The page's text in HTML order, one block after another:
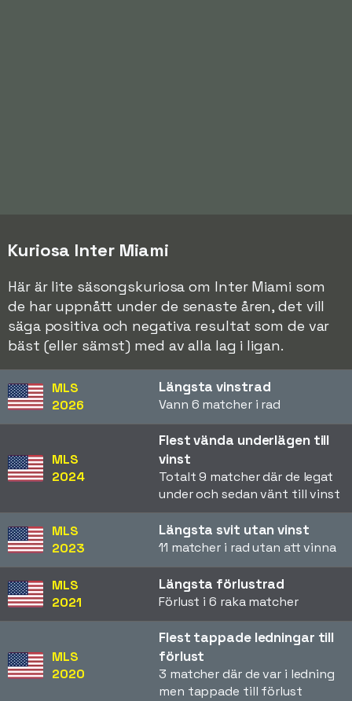
Kuriosa Inter Miami
Här är lite säsongskuriosa om Inter Miami som
de har uppnått under de senaste åren, det vill
säga positiva och negativa resultat som de var
bäst (eller sämst) med av alla lag i ligan.
MLS
2026
Längsta vinstrad
Vann 6 matcher i rad
MLS
2024
Flest vända underlägen till
vinst
Totalt 9 matcher där de legat
under och sedan vänt till vinst
MLS
2023
Längsta svit utan vinst
11 matcher i rad utan att vinna
MLS
2021
Längsta förlustrad
Förlust i 6 raka matcher
MLS
2020
Flest tappade ledningar till
förlust
3 matcher där de var i ledning
men tappade till förlust